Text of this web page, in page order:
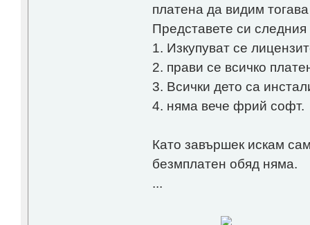
платена да видим
Представете си
1. Изкупуват се
2. прави се всичко
3. Всички дето са
4. няма вече фрий софт.
Като завършек искам
безмплатен обяд няма.
...